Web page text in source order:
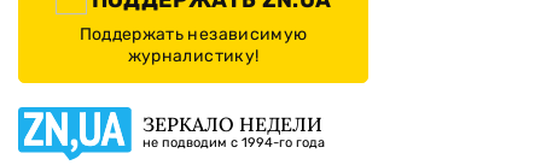
Поддержать независимую
журналистику!
ЗЕРКАЛО НЕДЕЛИ
не подводим с 1994-го года